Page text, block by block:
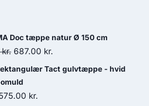
Doc tæppe natur Ø 150 cm
kr. 687.00 kr.
Tact gulvtæppe - hvid
kr.